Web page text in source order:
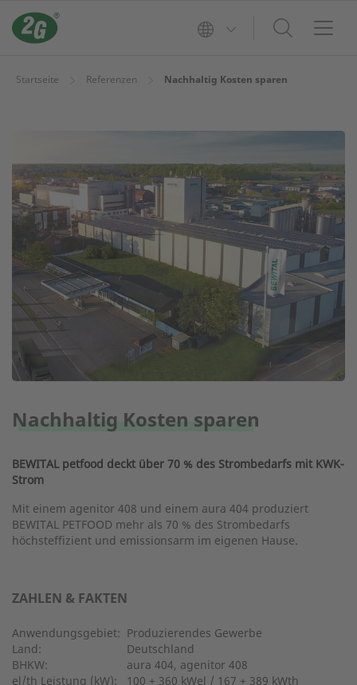
Startseite Referenzen Nachhaltig Kosten sparen
Nachhaltig Kosten sparen
BEWITAL petfood deckt über 70 % des Strombedarfs mit KWK-
Strom
Mit einem agenitor 408 und einem aura 404 produziert
BEWITAL PETFOOD mehr als 70 % des Strombedarfs
höchsteffizient und emissionsarm im eigenen Hause.
ZAHLEN & FAKTEN
Anwendungsgebiet: Produzierendes Gewerbe
Land:
Deutschland
BHKW:
aura 404, agenitor 408
el/th Leistung (kW):
100 + 360 kWel / 167 + 389 kWth